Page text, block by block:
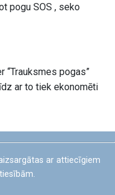
pogu SOS , seko
pogas”
ar to tiek ekonomēti
ar attiecīgiem